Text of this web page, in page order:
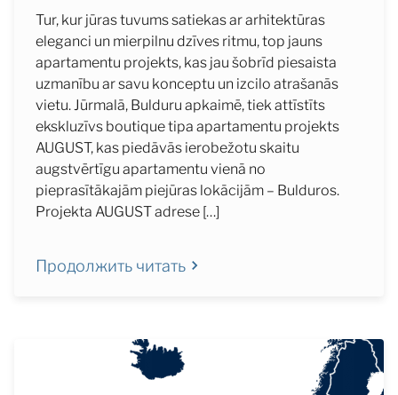
Tur, kur jūras tuvums satiekas ar arhitektūras
eleganci un mierpilnu dzīves ritmu, top jauns
apartamentu projekts, kas jau šobrīd piesaista
uzmanību ar savu konceptu un izcilo atrašanās
vietu. Jūrmalā, Bulduru apkaimē, tiek attīstīts
ekskluzīvs boutique tipa apartamentu projekts
AUGUST, kas piedāvās ierobežotu skaitu
augstvērtīgu apartamentu vienā no
pieprasītākajām piejūras lokācijām – Bulduros.
Projekta AUGUST adrese […]
Продолжить читать